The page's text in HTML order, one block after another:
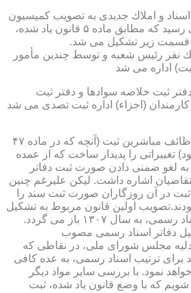
ثبت اسناد و املاك جدیدی به تصویب كمیسیون
عدلیه مجلس شورای ملی رسید كه مطابق ماده ۵ قانون یاد شده،
قسمت زیر تشكیل می شد.
نفر رئیس شعبه و توسط چندین مأمور
اداره می شد
ثبت خلاصه سوادها و دفتر ثبت
(اجزاء) اداره ثبت تصدی می شد
قانون یاد شده، در شرح وظائف مباشرین ثبت (آنچه كه در ماده ۴۷
تغییراتی را پدیدار ساخت كه از عمده
به لغو ضمنی دادن صورت ثبت دفاتر
اشاره داشت. لیكن علیرغم چنین
در آن روزگاران صورت ثبت سند را
اولین قانون مربوط به تشكیل
مستقل دفترخانه های اسناد رسمی، به سال ۱۳۰۷ باز می گردد.
تشكیل دفاتر اسناد رسمی مصوب
عدلیه مجلس شورای ملی، در نقاطی كه
برای ترتیب اسناد رسمی، به عده كافی
نمود. با بررسی سایر مواد دیگر
كه با وضع قانون یاد شده، ثبت